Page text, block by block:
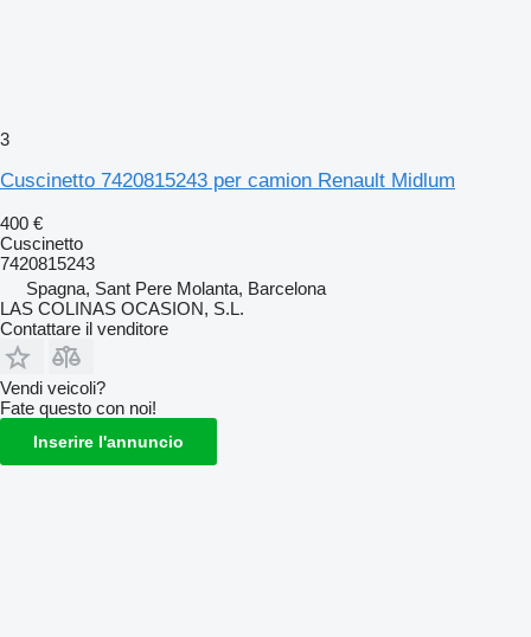
3
Cuscinetto 7420815243 per camion Renault Midlum
400 €
Cuscinetto
7420815243
Spagna, Sant Pere Molanta, Barcelona
LAS COLINAS OCASION, S.L.
Contattare il venditore
Vendi veicoli?
Fate questo con noi!
Inserire l'annuncio